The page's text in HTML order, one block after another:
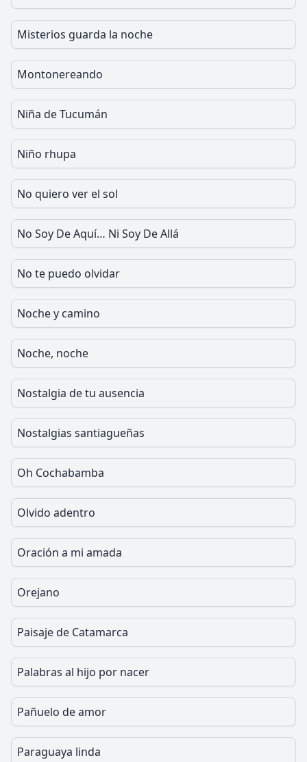
Misterios guarda la noche
Montonereando
Niña de Tucumán
Niño rhupa
No quiero ver el sol
No Soy De Aquí… Ni Soy De Allá
No te puedo olvidar
Noche y camino
Noche, noche
Nostalgia de tu ausencia
Nostalgias santiagueñas
Oh Cochabamba
Olvido adentro
Oración a mi amada
Orejano
Paisaje de Catamarca
Palabras al hijo por nacer
Pañuelo de amor
Paraguaya linda